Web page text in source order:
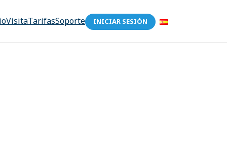
VisitaTarifasSoporte INICIAR SESIÓN